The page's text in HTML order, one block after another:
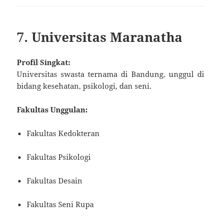
7. Universitas Maranatha
Profil Singkat:
Universitas swasta ternama di Bandung, unggul di
bidang kesehatan, psikologi, dan seni.
Fakultas Unggulan:
Fakultas Kedokteran
Fakultas Psikologi
Fakultas Desain
Fakultas Seni Rupa